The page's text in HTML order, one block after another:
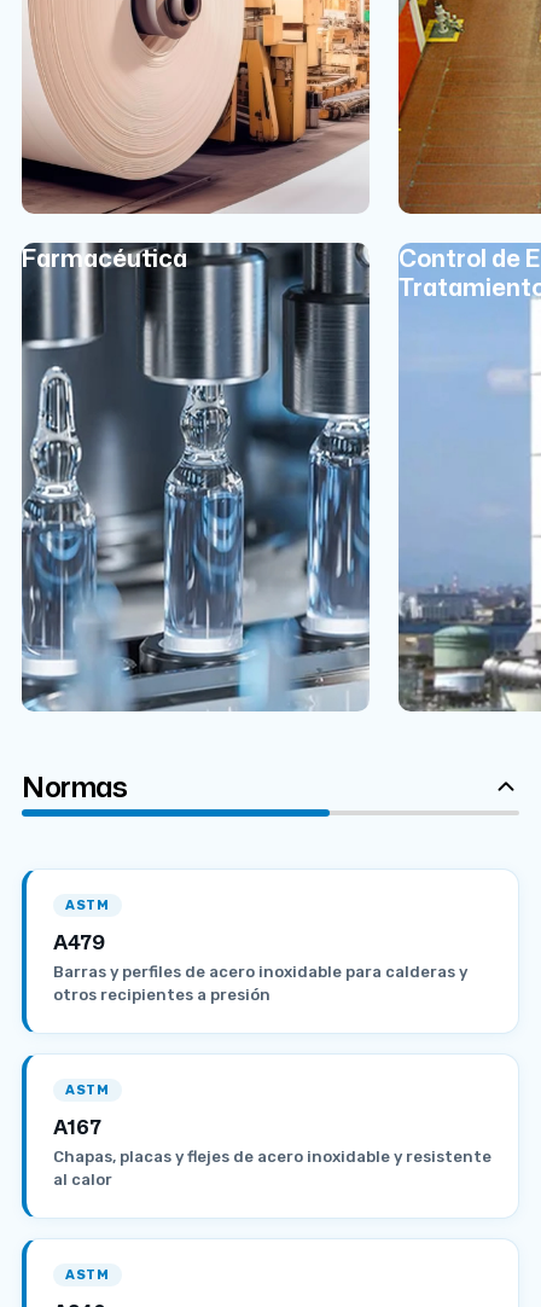
Farmacéutica
Control de
Normas
ASTM
A479
Barras y perfiles de acero inoxidable para calderas y
otros recipientes a presión
ASTM
A167
Chapas, placas y flejes de acero inoxidable y resistente
al calor
ASTM